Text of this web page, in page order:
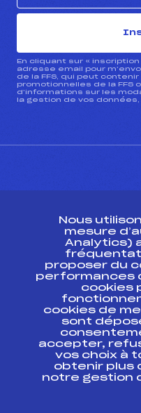
En cliquant sur « inscription
adresse email pour
de la FFS, qui peut
promotionnelles de la FFS
d’informations sur les
la gestion de vos
ESPACE PRESSE
Ressources
Pass’Neige
Projet sportif
Projet de
Antidopage
Pôle
Scientifique
Listes
Pôle vie de
Nous
mesure
Analytics)
proposer du
performances
cookies
cookies de
sont
accepter,
vos choix à
obtenir plus
notre gestion